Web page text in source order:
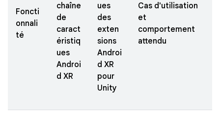
Foncti
onnali
té
chaîne
de
caract
éristiq
ues
Androi
d XR
ues
des
exten
sions
Androi
d XR
pour
Unity
Cas d'utilisation
et
comportement
attendu